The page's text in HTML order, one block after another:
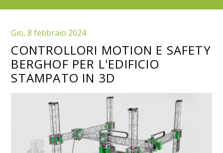
Gio, 8 febbraio 2024
CONTROLLORI MOTION E SAFETY
BERGHOF PER L'EDIFICIO
STAMPATO IN 3D